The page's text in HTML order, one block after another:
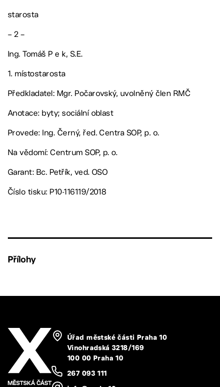
starosta
– 2 –
Ing. Tomáš P e k, S.E.
1. místostarosta
Předkladatel: Mgr. Počarovský, uvolněný člen RMČ
Anotace: byty; sociální oblast
Provede: Ing. Černý, řed. Centra SOP, p. o.
Na vědomí: Centrum SOP, p. o.
Garant: Bc. Petřík, ved. OSO
Číslo tisku: P10-116119/2018
Přílohy
Úřad městské části Praha 10
Vinohradská 3218/169
100 00 Praha 10
267 093 111